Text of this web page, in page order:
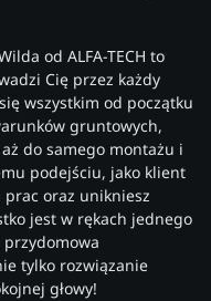
od ALFA-TECH to
Cię przez każdy
wszystkim od początku
gruntowych,
do samego montażu i
podejściu, jako klient
prac oraz unikniesz
jest w rękach jednego
tylko rozwiązanie
głowy!